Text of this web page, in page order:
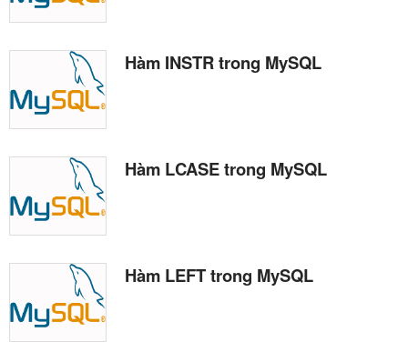
Hàm INSTR trong MySQL
Hàm LCASE trong MySQL
Hàm LEFT trong MySQL